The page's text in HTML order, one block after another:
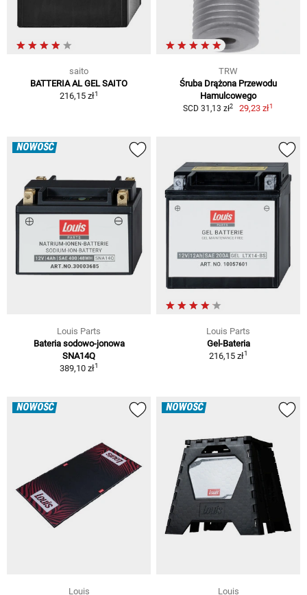
saito
BATTERIA AL GEL SAITO
216,15 zł1
TRW
Śruba Drążona Przewodu
Hamulcowego
SCD 31,13 zł2 29,23 zł1
NOWOŚĆ
Louis Parts
Bateria sodowo-jonowa
SNA14Q
389,10 zł1
Louis Parts
Gel-Bateria
216,15 zł1
NOWOŚĆ
Louis
NOWOŚĆ
Louis